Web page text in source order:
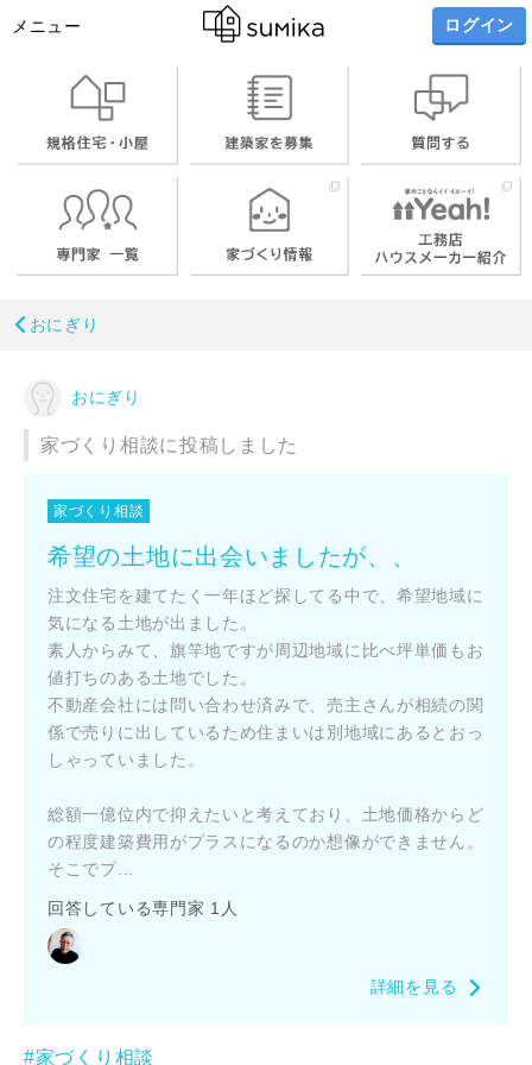
メニュー ログイン
おにぎり
おにぎり
家づくり相談に投稿しました
家づくり相談
希望の土地に出会いましたが、、
注文住宅を建てたく一年ほど探してる中で、希望地域に
気になる土地が出ました。
素人からみて、旗竿地ですが周辺地域に比べ坪単価もお
値打ちのある土地でした。
不動産会社には問い合わせ済みで、売主さんが相続の関
係で売りに出しているため住まいは別地域にあるとおっ
しゃっていました。
総額一億位内で抑えたいと考えており、土地価格からど
の程度建築費用がプラスになるのか想像ができません。
そこでプ...
回答している専門家 1人
詳細を見る
#家づくり相談
キャンセル
SuMiKaにユーザー登録する
ログイン
閉じる